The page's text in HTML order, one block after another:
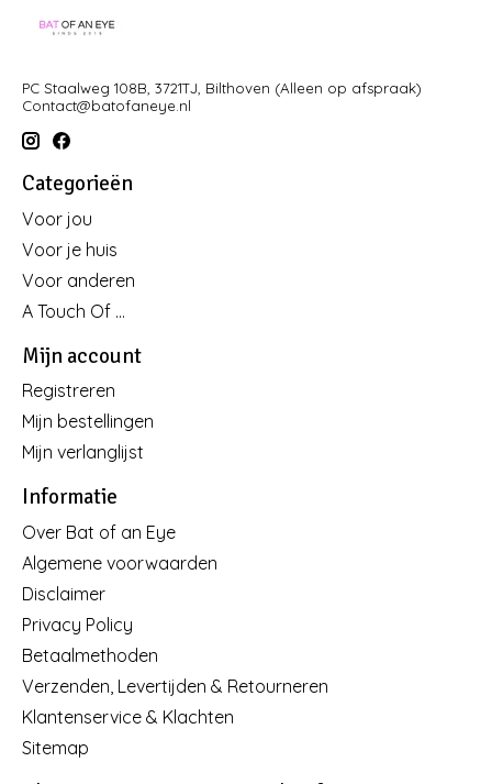
PC Staalweg 108B, 3721TJ, Bilthoven (Alleen op afspraak)
Contact@batofaneye.nl
Categorieën
Voor jou
Voor je huis
Voor anderen
A Touch Of ...
Mijn account
Registreren
Mijn bestellingen
Mijn verlanglijst
Informatie
Over Bat of an Eye
Algemene voorwaarden
Disclaimer
Privacy Policy
Betaalmethoden
Verzenden, Levertijden & Retourneren
Klantenservice & Klachten
Sitemap